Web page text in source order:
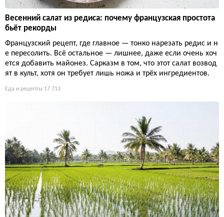
Весенний салат из редиса: почему французская простота
бьёт рекорды
Французский рецепт, где главное — тонко нарезать редис и н
е пересолить. Всё остальное — лишнее, даже если очень хоч
ется добавить майонез. Сарказм в том, что этот салат возвод
ят в культ, хотя он требует лишь ножа и трёх ингредиентов.
Еда и рецепты 17 713